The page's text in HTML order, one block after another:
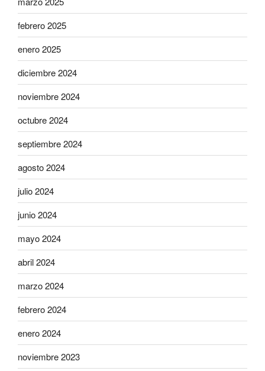
febrero 2025
enero 2025
diciembre 2024
noviembre 2024
octubre 2024
septiembre 2024
agosto 2024
julio 2024
junio 2024
mayo 2024
abril 2024
marzo 2024
febrero 2024
enero 2024
noviembre 2023